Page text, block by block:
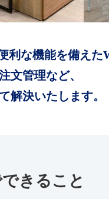
利な機能を備えた
文管理など、
解決いたします。
きること